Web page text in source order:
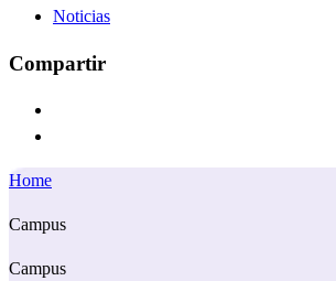
Noticias
Compartir
Home
Campus
Campus